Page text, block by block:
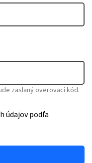
zaslaný overovací kód.
údajov podľa